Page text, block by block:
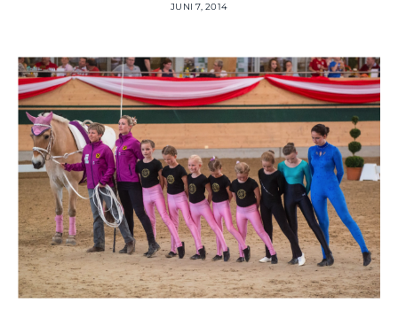
JUNI 7, 2014